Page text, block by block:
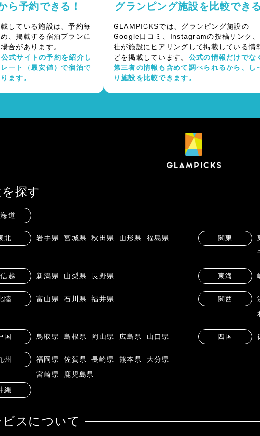
ら予約できる！
している施設は、予約毎
、掲載する宿泊プランに
合があります。
公式サイトの予約を紹介し
ート（最安値）で宿泊で
ます。
グランピング施設を比較できる
GLAMPICKSでは、グランピング施設の
Google口コミ、Instagramの投稿リンク、
社が施設にヒアリングして掲載している情
どを掲載しています。 公式の情報だけでな
第三者の情報も含めて調べられるから、し
り施設を比較できます。
探す
道
北 岩手県 宮城県 秋田県 山形県 福島県 関東
越 新潟県 山梨県 長野県 東海
陸 富山県 石川県 福井県 関西
国 鳥取県 島根県 岡山県 広島県 山口県 四国
州 福岡県 佐賀県 長崎県 熊本県
大分県
宮崎県
鹿児島県
縄
ビスについて